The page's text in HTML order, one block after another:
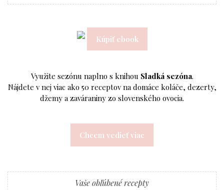
Kúpiť ebook
Využite sezónu naplno s knihou Sladká sezóna.
Nájdete v nej viac ako 50 receptov na domáce koláče, dezerty,
džemy a zaváraniny zo slovenského ovocia.
Chcem vedieť viac
Vaše obľúbené recepty